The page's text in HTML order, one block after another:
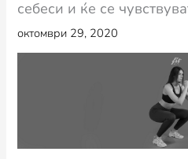
себеси и ќе се
октомври 29, 2020